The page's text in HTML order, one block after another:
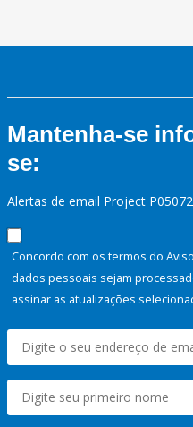
Mantenha-se
se:
Alertas de email Project
Concordo com os termos do
dados pessoais sejam
assinar as atualizações